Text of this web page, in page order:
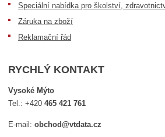
Speciální nabídka pro školství,
Záruka na zboží
Reklamační řád
RYCHLÝ KONTAKT
Vysoké Mýto
Tel.:+420465 421 761
E-mail:obchod@vtdata.cz